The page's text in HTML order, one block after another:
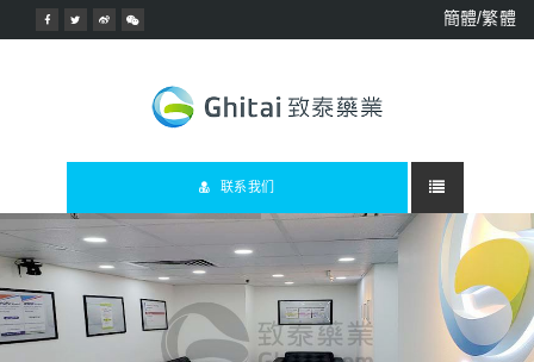
簡體/繁體
联系我们